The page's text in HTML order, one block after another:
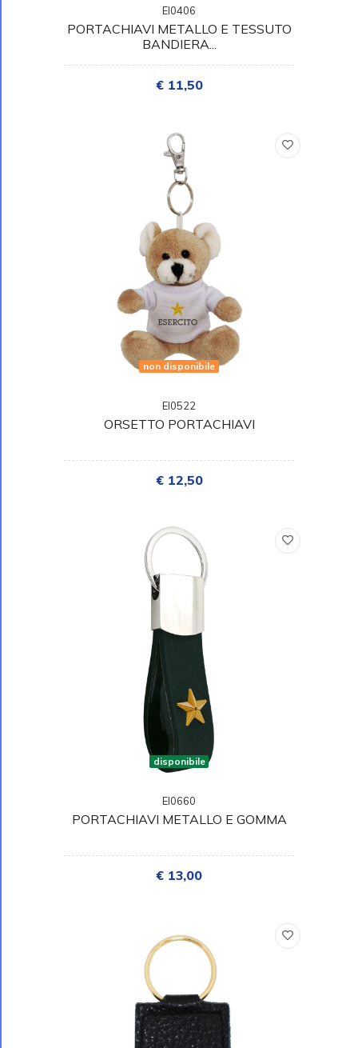
EI0406
PORTACHIAVI METALLO E TESSUTO
BANDIERA...
€ 11,50
non disponibile
EI0522
ORSETTO PORTACHIAVI
€ 12,50
disponibile
EI0660
PORTACHIAVI METALLO E GOMMA
€ 13,00